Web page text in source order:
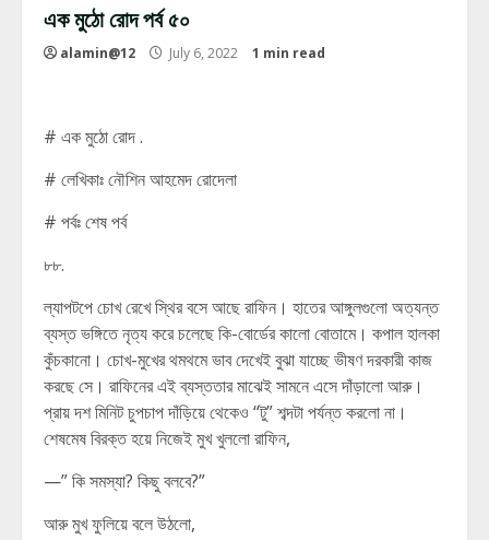
এক মুঠো রোদ পর্ব ৫০
alamin@12 July 6, 2022 1 min read
# এক মুঠো রোদ .
# লেখিকাঃ নৌশিন আহমেদ রোদেলা
# পর্বঃ শেষ পর্ব
৮৮.
ল্যাপটপে চোখ রেখে স্থির বসে আছে রাফিন। হাতের আঙ্গুলগুলো অত্যন্ত
ব্যস্ত ভঙ্গিতে নৃত্য করে চলেছে কি-বোর্ডের কালো বোতামে। কপাল হালকা
কুঁচকানো। চোখ-মুখের থমথমে ভাব দেখেই বুঝা যাচ্ছে ভীষণ দরকারী কাজ
করছে সে। রাফিনের এই ব্যস্ততার মাঝেই সামনে এসে দাঁড়ালো আরু।
প্রায় দশ মিনিট চুপচাপ দাঁড়িয়ে থেকেও “টু” শব্দটা পর্যন্ত করলো না।
শেষমেষ বিরক্ত হয়ে নিজেই মুখ খুললো রাফিন,
—” কি সমস্যা? কিছু বলবে?”
আরু মুখ ফুলিয়ে বলে উঠলো,